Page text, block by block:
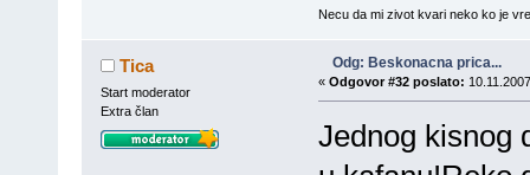
Necu da mi zivot kvari neko ko je
Tica
Start moderator
Extra član
Odg: Beskonacna prica...
« Odgovor #32 poslato:
Jednog kisnog